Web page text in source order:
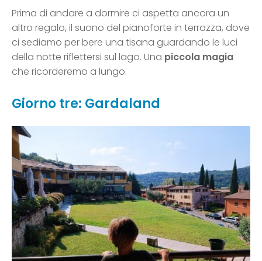
Prima di andare a dormire ci aspetta ancora un
altro regalo, il suono del pianoforte in terrazza, dove
ci sediamo per bere una tisana guardando le luci
della notte riflettersi sul lago. Una piccola magia
che ricorderemo a lungo.
Giorno tre: Gardaland